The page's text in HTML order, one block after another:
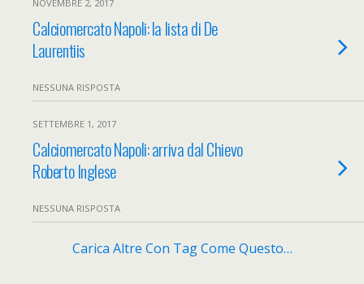
NOVEMBRE 2, 2017
Calciomercato Napoli: la lista di De
Laurentiis
NESSUNA RISPOSTA
SETTEMBRE 1, 2017
Calciomercato Napoli: arriva dal Chievo
Roberto Inglese
NESSUNA RISPOSTA
Carica Altre Con Tag Come Questo…